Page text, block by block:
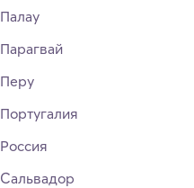
Палау
Парагвай
Перу
Португалия
Россия
Сальвадор